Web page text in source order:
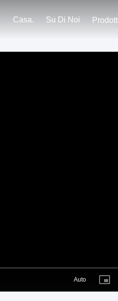
Casa. Su Di Noi
Auto